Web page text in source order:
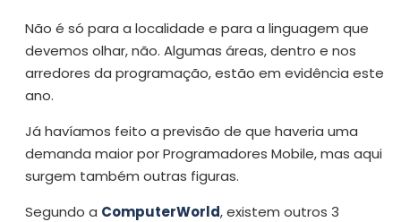
Não é só para a localidade e para a linguagem que
devemos olhar, não. Algumas áreas, dentro e nos
arredores da programação, estão em evidência este
ano.
Já havíamos feito a previsão de que haveria uma
demanda maior por Programadores Mobile, mas aqui
surgem também outras figuras.
Segundo a ComputerWorld, existem outros 3